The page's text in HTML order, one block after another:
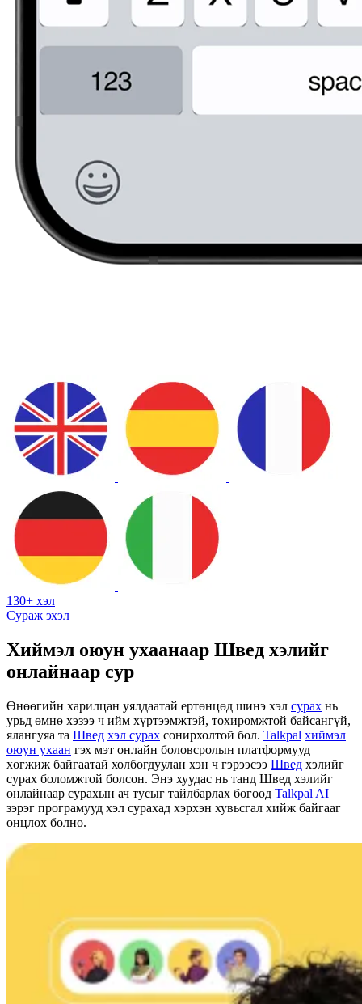
130+ хэл
Сураж эхэл
Хиймэл оюун ухаанаар Швед хэлийг
онлайнаар сур
Өнөөгийн харилцан уялдаатай ертөнцөд шинэ хэл сурах нь
урьд өмнө хэзээ ч ийм хүртээмжтэй, тохиромжтой байсангүй,
ялангуяа та Швед хэл сурах сонирхолтой бол. Talkpal хиймэл
оюун ухаан гэх мэт онлайн боловсролын платформууд
хөгжиж байгаатай холбогдуулан хэн ч гэрээсээ Швед хэлийг
сурах боломжтой болсон. Энэ хуудас нь танд Швед хэлийг
онлайнаар сурахын ач тусыг тайлбарлах бөгөөд Talkpal AI
зэрэг програмууд хэл сурахад хэрхэн хувьсгал хийж байгааг
онцлох болно.